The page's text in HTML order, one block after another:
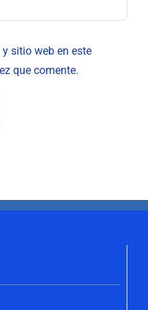
sitio web en este
que comente.